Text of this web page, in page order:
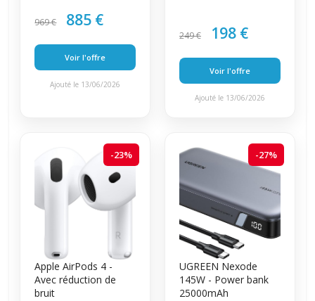
969 € 885 €
Voir l'offre
Ajouté le 13/06/2026
249 € 198 €
Voir l'offre
Ajouté le 13/06/2026
-23%
Apple AirPods 4 -
Avec réduction de
bruit
-27%
UGREEN Nexode
145W - Power bank
25000mAh